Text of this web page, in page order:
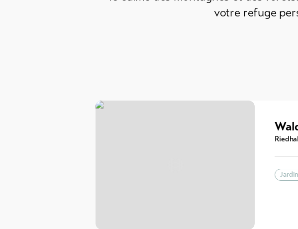
votre refuge
Jardin